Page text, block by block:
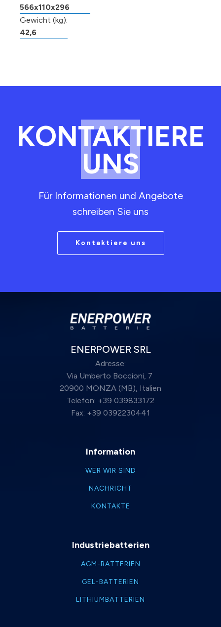
566x110x296
Gewicht (kg):
42,6
KONTAKTIERE
UNS
Für Informationen und Angebote
schreiben Sie uns
Kontaktiere uns
ENERPOWER SRL
Adresse:
Via Umberto Boccioni, 7
20900 MONZA (MB), Italien
Telefon: +39 039833172
Fax: +39 0392230441
Information
WER WIR SIND
NACHRICHT
KONTAKTE
Industriebatterien
AGM-BATTERIEN
GEL-BATTERIEN
LITHIUMBATTERIEN